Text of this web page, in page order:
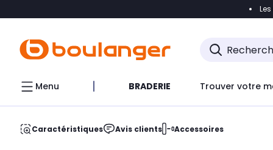
Accéder
Menu BRADERIE Trouver votre
Caractéristiques Avis clients Accessoires